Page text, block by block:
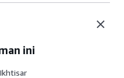
ini
Ikhtisar